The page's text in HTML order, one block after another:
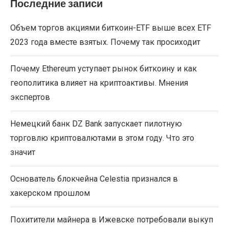
Последние записи
Объем торгов акциями биткоин-ETF выше всех ETF
2023 года вместе взятых. Почему так просиходит
Почему Ethereum уступает рынок биткоину и как
геополитика влияет на криптоактивы. Мнения
экспертов
Немецкий банк DZ Bank запускает пилотную
торговлю криптовалютами в этом году. Что это
значит
Основатель блокчейна Celestia признался в
хакерском прошлом
Похитители майнера в Ижевске потребовали выкуп